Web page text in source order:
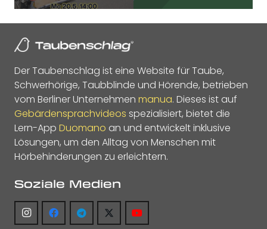
Der Taubenschlag ist eine Website für Taube,
Schwerhörige, Taubblinde und Hörende, betrieben
vom Berliner Unternehmen manua. Dieses ist auf
Gebärdensprachvideos spezialisiert, bietet die
Lern-App Duomano an und entwickelt inklusive
Lösungen, um den Alltag von Menschen mit
Hörbehinderungen zu erleichtern.
Soziale Medien